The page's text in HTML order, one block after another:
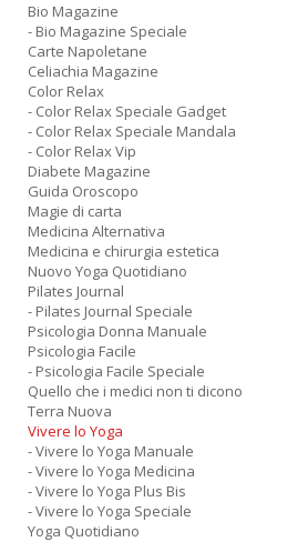
Bio Magazine
- Bio Magazine Speciale
Carte Napoletane
Celiachia Magazine
Color Relax
- Color Relax Speciale Gadget
- Color Relax Speciale Mandala
- Color Relax Vip
Diabete Magazine
Guida Oroscopo
Magie di carta
Medicina Alternativa
Medicina e chirurgia estetica
Nuovo Yoga Quotidiano
Pilates Journal
- Pilates Journal Speciale
Psicologia Donna Manuale
Psicologia Facile
- Psicologia Facile Speciale
Quello che i medici non ti dicono
Terra Nuova
Vivere lo Yoga
- Vivere lo Yoga Manuale
- Vivere lo Yoga Medicina
- Vivere lo Yoga Plus Bis
- Vivere lo Yoga Speciale
Yoga Quotidiano